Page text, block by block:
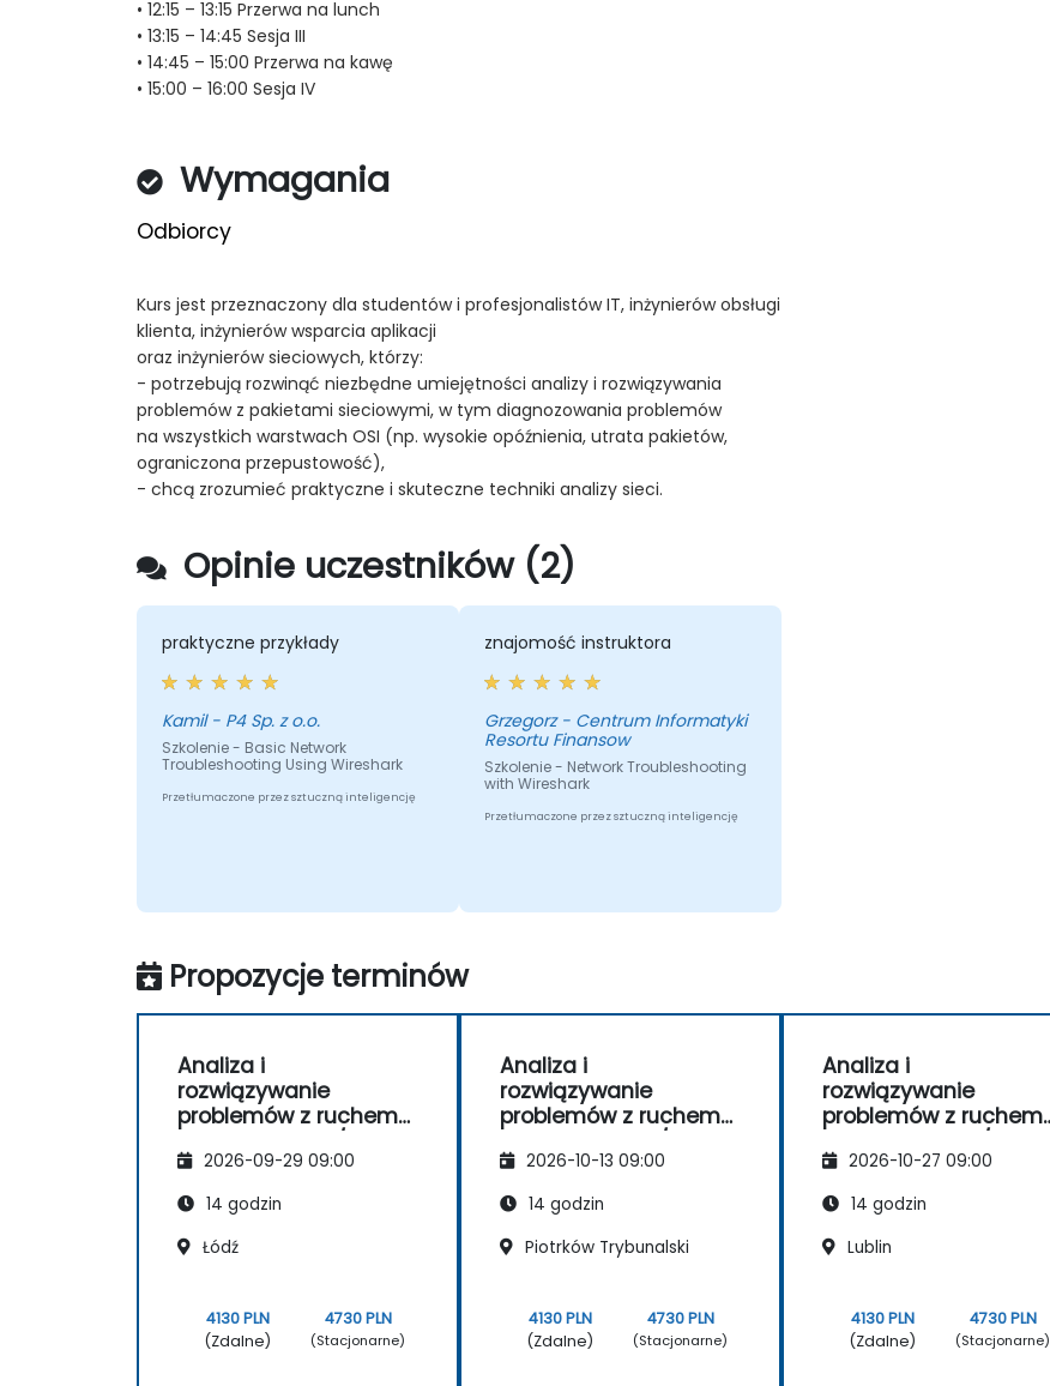
• 12:15 – 13:15 Przerwa na lunch
• 13:15 – 14:45 Sesja III
• 14:45 – 15:00 Przerwa na kawę
• 15:00 – 16:00 Sesja IV
Wymagania
Odbiorcy
Kurs jest przeznaczony dla studentów i profesjonalistów IT, inżynierów obsługi
klienta, inżynierów wsparcia aplikacji
oraz inżynierów sieciowych, którzy:
- potrzebują rozwinąć niezbędne umiejętności analizy i rozwiązywania
problemów z pakietami sieciowymi, w tym diagnozowania problemów
na wszystkich warstwach OSI (np. wysokie opóźnienia, utrata pakietów,
ograniczona przepustowość),
- chcą zrozumieć praktyczne i skuteczne techniki analizy sieci.
Opinie uczestników (2)
praktyczne przykłady
Kamil - P4 Sp. z o.o.
Szkolenie - Basic Network
Troubleshooting Using Wireshark
Przetłumaczone przez sztuczną inteligencję
znajomość instruktora
Grzegorz - Centrum Informatyki
Resortu Finansow
Szkolenie - Network Troubleshooting
with Wireshark
Przetłumaczone przez sztuczną inteligencję
Propozycje terminów
Analiza i
rozwiązywanie
problemów z ruchem
pomocą Wireshark
2026-09-29 09:00
14 godzin
Łódź
4130 PLN
(Zdalne)
4730 PLN
(Stacjonarne)
Analiza i
rozwiązywanie
problemów z ruchem
pomocą Wireshark
2026-10-13 09:00
14 godzin
Piotrków Trybunalski
4130 PLN
(Zdalne)
4730 PLN
(Stacjonarne)
Analiza i
rozwiązywanie
problemów z ruchem
pomocą Wireshark
2026-10-27 09:00
14 godzin
Lublin
4130 PLN
(Zdalne)
4730 PLN
(Stacjonarne)